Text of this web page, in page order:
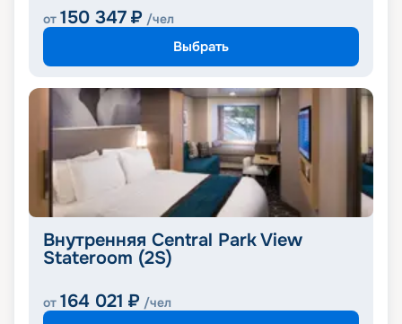
от 150 347 ₽ /чел
Выбрать
Внутренняя Central Park View
Stateroom (2S)
от 164 021 ₽ /чел